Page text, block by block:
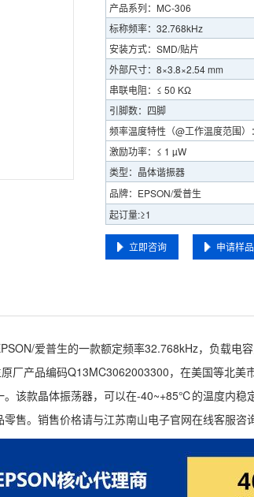
产品系列：MC-306
标称频率：32.768kHz
安装方式：SMD/贴片
外部尺寸：8×3.8×2.54 mm
串联电阻：≤ 50 KΩ
引脚数：四脚
频率温度特性（@工作温度范围
激励功率：≤ 1 µW
类型：晶体谐振器
品牌：EPSON/爱普生
起订量:≥1
立即咨询 申请样品
爱普生的一款额定频率32.768kHz，负载电
厂产品编码Q13MC3062003300，在美国等北
。该款晶体振荡器，可以在-40~+85℃的温度内
售。销售价格请与江苏南山电子官网在线客服咨